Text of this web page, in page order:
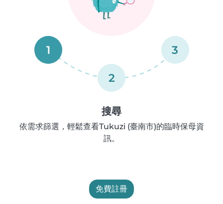
1
2
3
搜尋
依需求篩選，輕鬆查看Tukuzi (臺南市)的臨時保母資
訊。
免費註冊